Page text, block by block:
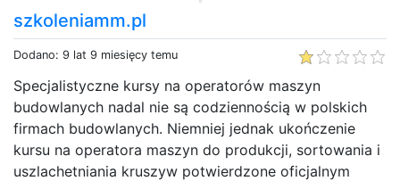
szkoleniamm.pl
Dodano: 9 lat 9 miesięcy temu
Specjalistyczne kursy na operatorów maszyn
budowlanych nadal nie są codziennością w polskich
firmach budowlanych. Niemniej jednak ukończenie
kursu na operatora maszyn do produkcji, sortowania i
uszlachetniania kruszyw potwierdzone oficjalnym